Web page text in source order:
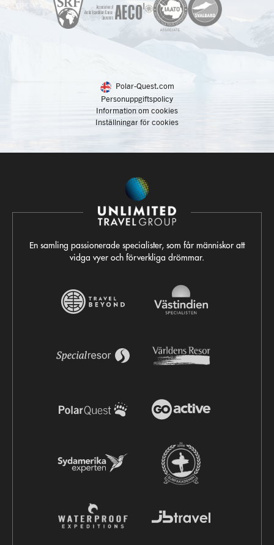
Polar-Quest.com
Personuppgiftspolicy
Information om cookies
Inställningar för cookies
En samling passionerade specialister, som får människor att
vidga vyer och förverkliga drömmar.